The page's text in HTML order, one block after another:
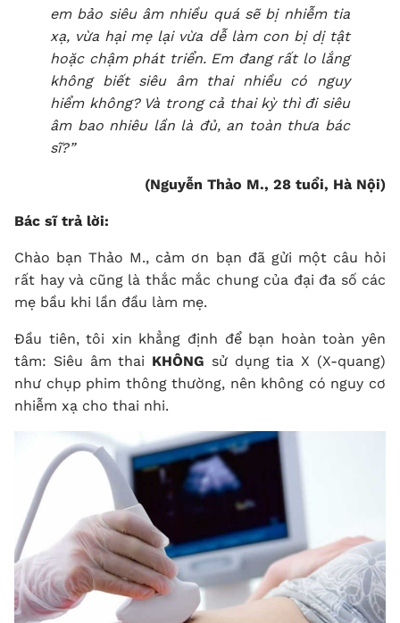
em bảo siêu âm nhiều quá sẽ bị nhiễm tia
xạ, vừa hại mẹ lại vừa dễ làm con bị dị tật
hoặc chậm phát triển. Em đang rất lo lắng
không biết siêu âm thai nhiều có nguy
hiểm không?Và trong cả thai kỳ thì đi siêu
âm bao nhiêu lần là đủ, an toàn thưa bác
sĩ?”
(Nguyễn Thảo M., 28 tuổi, Hà Nội)
Bác sĩ trả lời:
Chào bạn Thảo M., cảm ơn bạn đã gửi một câu hỏi
rất hay và cũng là thắc mắc chung của đại đa số các
mẹ bầu khi lần đầu làm mẹ.
Đầu tiên, tôi xin khẳng định để bạn hoàn toàn yên
tâm: Siêu âm thai KHÔNG sử dụng tia X (X-quang)
như chụp phim thông thường, nên không có nguy cơ
nhiễm xạ cho thai nhi.